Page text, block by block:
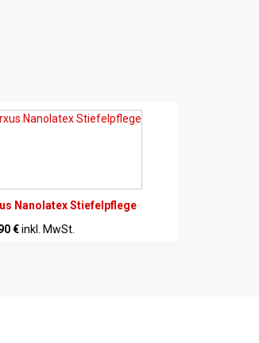
Nanolatex Stiefelpflege
€ inkl. MwSt.